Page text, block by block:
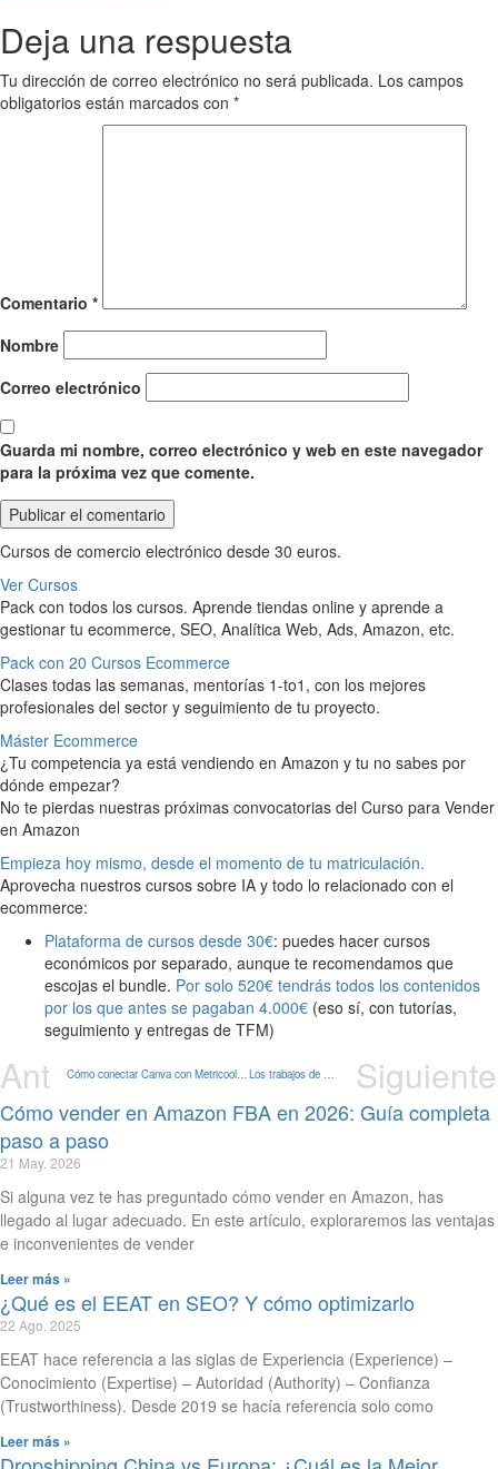
Deja una respuesta
Tu dirección de correo electrónico no será publicada. Los campos
obligatorios están marcados con *
Comentario *
Nombre
Correo electrónico
Guarda mi nombre, correo electrónico y web en este navegador
para la próxima vez que comente.
Cursos de comercio electrónico desde 30 euros.
Ver Cursos
Pack con todos los cursos. Aprende tiendas online y aprende a
gestionar tu ecommerce, SEO, Analítica Web, Ads, Amazon, etc.
Pack con 20 Cursos Ecommerce
Clases todas las semanas, mentorías 1-to1, con los mejores
profesionales del sector y seguimiento de tu proyecto.
Máster Ecommerce
¿Tu competencia ya está vendiendo en Amazon y tu no sabes por
dónde empezar?
No te pierdas nuestras próximas convocatorias del Curso para Vender
en Amazon
Empieza hoy mismo, desde el momento de tu matriculación.
Aprovecha nuestros cursos sobre IA y todo lo relacionado con el
ecommerce:
Plataforma de cursos desde 30€: puedes hacer cursos
económicos por separado, aunque te recomendamos que
escojas el bundle. Por solo 520€ tendrás todos los contenidos
por los que antes se pagaban 4.000€ (eso sí, con tutorías,
seguimiento y entregas de TFM)
Ant Cómo conectar Canva con Metricool – Tutorial Los trabajos de Marketing Digital mejor pagados y con mayor demanda en 2022 Siguiente
Cómo vender en Amazon FBA en 2026: Guía completa
paso a paso
21 May. 2026
Si alguna vez te has preguntado cómo vender en Amazon, has
llegado al lugar adecuado. En este artículo, exploraremos las ventajas
e inconvenientes de vender
Leer más »
¿Qué es el EEAT en SEO? Y cómo optimizarlo
22 Ago. 2025
EEAT hace referencia a las siglas de Experiencia (Experience) –
Conocimiento (Expertise) – Autoridad (Authority) – Confianza
(Trustworthiness). Desde 2019 se hacía referencia solo como
Leer más »